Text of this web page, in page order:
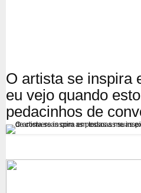
O artista se inspira
eu vejo quando
pedacinhos de